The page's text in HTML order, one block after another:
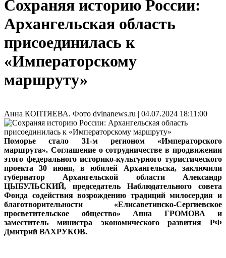
Сохраняя историю России:
Архангельская область
присоединилась к
«Императорскому
маршруту»
Анна КОПТЯЕВА. Фото dvinanews.ru | 04.07.2024 18:11:00
Поморье стало 31-м регионом «Императорского
маршрута». Соглашение о сотрудничестве в продвижении
этого федерального историко-культурного туристического
проекта 30 июня, в юбилей Архангельска, заключили
губернатор Архангельской области Александр
ЦЫБУЛЬСКИЙ, председатель Наблюдательного совета
Фонда содействия возрождению традиций милосердия и
благотворительности «Елисаветинско-Сергиевское
просветительское общество» Анна ГРОМОВА и
заместитель министра экономического развития РФ
Дмитрий ВАХРУКОВ.